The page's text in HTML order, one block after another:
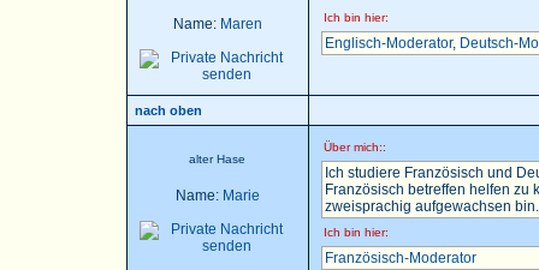
Name: Maren Ich bin hier:
Englisch-Moderator, Deutsch-
nach oben
alter Hase
Name: Marie
Über mich::
Ich studiere Französisch und
Französisch betreffen helfen zu
zweisprachig aufgewachsen
Ich bin hier:
Französisch-Moderator